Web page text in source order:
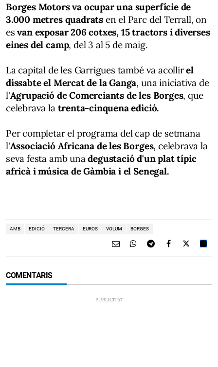
Borges Motors va ocupar una superfície de
3.000 metres quadrats en el Parc del Terrall, on
esvan exposar 206 cotxes, 15 tractors i diverses
eines del camp, del 3 al 5 de maig.
La capital de les Garrigues també va acollirel
dissabte el Mercat de la Ganga, una iniciativa de
l'Agrupació de Comerciants de les Borges, que
celebrava la trenta-cinquena edició.
Per completar el programa del cap de setmana
l'Associació Africana de les Borges, celebrava la
seva festa amb una degustació d'un plat típic
africà i música de Gàmbia i el Senegal.
AMB EDICIÓ TERCERA EUROS VOLUM BORGES
COMENTARIS